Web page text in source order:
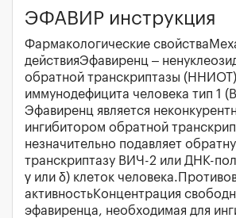
ЭФАВИР инструкция
Фармакологические
действияЭфавиренц –
обратной транскриптазы
иммунодефицита человека тип 1
Эфавиренц является
ингибитором обратной
незначительно подавляет
транскриптазу ВИЧ-2 или ДНК-
γ или δ) клеток
активностьКонцентрация
эфавиренца, необходимая для